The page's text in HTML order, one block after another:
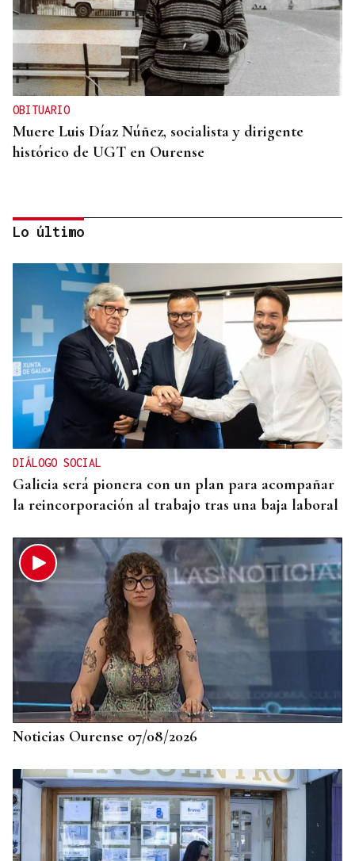
OBITUARIO
Muere Luis Díaz Núñez, socialista y dirigente
histórico de UGT en Ourense
CANEDO
Un herido en la colisión entre dos coches en la
entrada a las termas de Outariz
Lo último
DIÁLOGO SOCIAL
Galicia será pionera con un plan para acompañar
la reincorporación al trabajo tras una baja laboral
Noticias Ourense 07/08/2026